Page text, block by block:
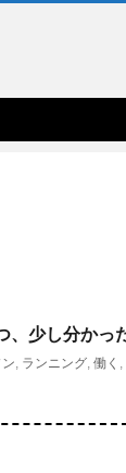
、少し分かっ
, ランニング, 働く ,